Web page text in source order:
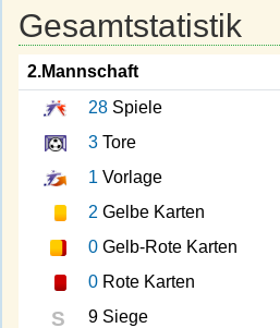
Gesamtstatistik
2.Mannschaft
28 Spiele
3 Tore
1 Vorlage
2 Gelbe Karten
0 Gelb-Rote Karten
0 Rote Karten
S 9 Siege